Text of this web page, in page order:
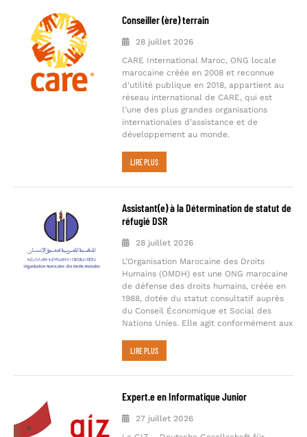
Conseiller (ère) terrain
28 juillet 2026
CARE International Maroc, ONG locale
marocaine créée en 2008 et reconnue
d’utilité publique en 2018, appartient au
réseau international de CARE, qui est
l’une des plus grandes organisations
internationales d’assistance et de
développement au monde.
LIRE PLUS
Assistant(e) à la Détermination de statut de
réfugié DSR
28 juillet 2026
L’Organisation Marocaine des Droits
Humains (OMDH) est une ONG marocaine
de défense des droits humains, créée en
1988, dotée du statut consultatif auprès
du Conseil Économique et Social des
Nations Unies. Elle agit conformément aux
LIRE PLUS
Expert.e en Informatique Junior
27 juillet 2026